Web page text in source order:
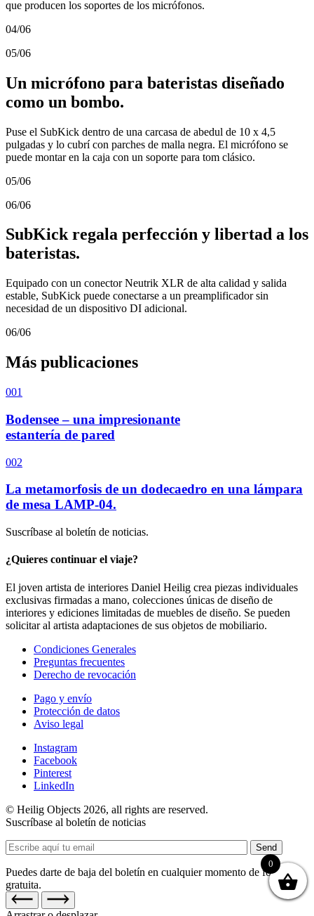
que producen los soportes de los micrófonos.
04/06
05/06
Un micrófono para bateristas diseñado
como un bombo.
Puse el SubKick dentro de una carcasa de abedul de 10 x 4,5
pulgadas y lo cubrí con parches de malla negra. El micrófono se
puede montar en la caja con un soporte para tom clásico.
05/06
06/06
SubKick regala perfección y libertad a los
bateristas.
Equipado con un conector Neutrik XLR de alta calidad y salida
estable, SubKick puede conectarse a un preamplificador sin
necesidad de un dispositivo DI adicional.
06/06
Más publicaciones
001
Bodensee – una impresionante
estantería de pared
002
La metamorfosis de un dodecaedro en una lámpara
de mesa LAMP-04.
Suscríbase al boletín de noticias.
¿Quieres continuar el viaje?
El joven artista de interiores Daniel Heilig crea piezas individuales
exclusivas firmadas a mano, colecciones únicas de diseño de
interiores y ediciones limitadas de muebles de diseño. Se pueden
solicitar al artista adaptaciones de sus objetos de mobiliario.
Condiciones Generales
Preguntas frecuentes
Derecho de revocación
Pago y envío
Protección de datos
Aviso legal
Instagram
Facebook
Pinterest
LinkedIn
© Heilig Objects 2026, all rights are reserved.
Suscríbase al boletín de noticias
Send
Puedes darte de baja del boletín en cualquier momento de forma
gratuita.
0